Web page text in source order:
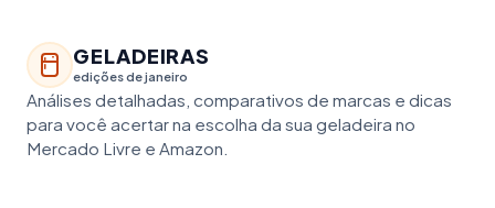
GELADEIRAS
edições de janeiro
Análises detalhadas, comparativos de marcas e dicas
para você acertar na escolha da sua geladeira no
Mercado Livre e Amazon.